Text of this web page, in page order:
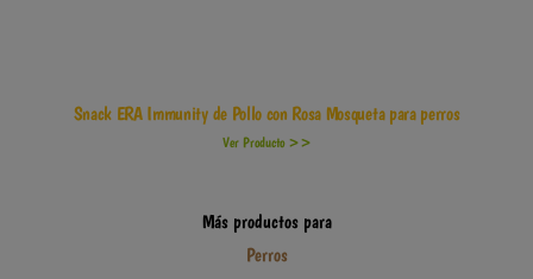
Snack ERA Immunity de Pollo con Rosa Mosqueta para perros
Ver Producto >>
Más productos para
Perros